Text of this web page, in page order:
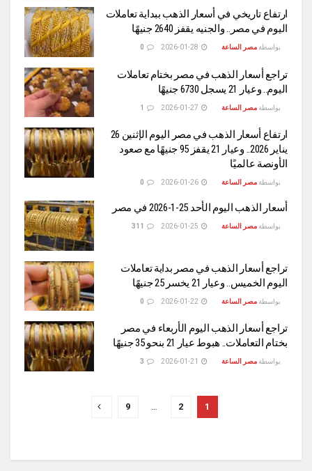
ارتفاع تاريخي في أسعار الذهب ببداية تعاملات
اليوم في مصر.. والجنيه يقفز 2640 جنيهًا
بواسطة مصر الساعة
تراجع أسعار الذهب في مصر بختام تعاملات
اليوم.. وعيار 21 يسجل 6730 جنيهًا
بواسطة مصر الساعة
ارتفاع أسعار الذهب في مصر اليوم الإثنين 26
يناير 2026.. وعيار 21 يقفز 95 جنيهًا مع صعود
الأونصة عالميًا
بواسطة مصر الساعة
أسعار الذهب اليوم الأحد 25-1-2026 في مصر
بواسطة مصر الساعة
تراجع أسعار الذهب في مصر بداية تعاملات
اليوم الخميس.. وعيار 21 يخسر 25 جنيهًا
بواسطة مصر الساعة
تراجع أسعار الذهب اليوم الأربعاء في مصر
بختام التعاملات.. هبوط عيار 21 بنحو 35 جنيهًا
بواسطة مصر الساعة
1
2
9